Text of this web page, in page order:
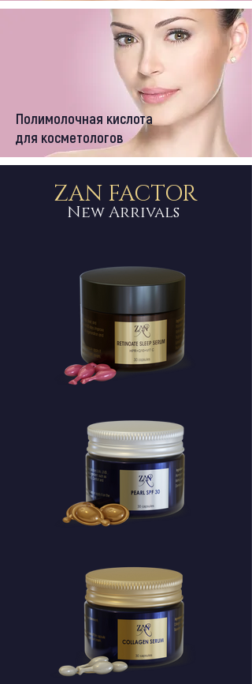
Полимолочная кислота
для косметологов
ZAN FACTOR
New Arrivals